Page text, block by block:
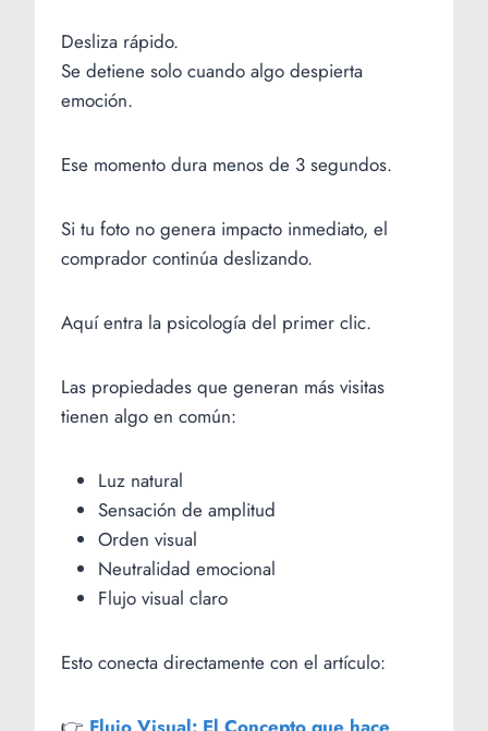
Desliza rápido.
Se detiene solo cuando algo despierta
emoción.
Ese momento dura menos de 3 segundos.
Si tu foto no genera impacto inmediato, el
comprador continúa deslizando.
Aquí entra la psicología del primer clic.
Las propiedades que generan más visitas
tienen algo en común:
Luz natural
Sensación de amplitud
Orden visual
Neutralidad emocional
Flujo visual claro
Esto conecta directamente con el artículo: